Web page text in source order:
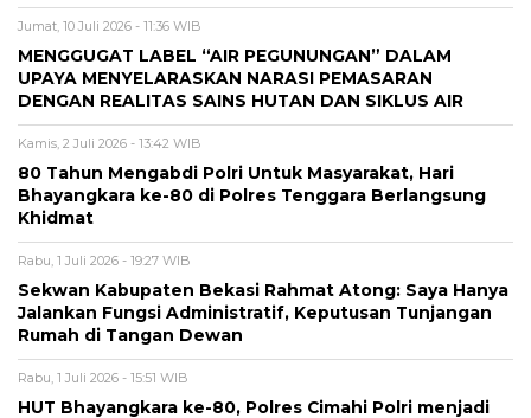
Jumat, 10 Juli 2026 - 11:36 WIB
MENGGUGAT LABEL “AIR PEGUNUNGAN” DALAM
UPAYA MENYELARASKAN NARASI PEMASARAN
DENGAN REALITAS SAINS HUTAN DAN SIKLUS AIR
Kamis, 2 Juli 2026 - 13:42 WIB
80 Tahun Mengabdi Polri Untuk Masyarakat, Hari
Bhayangkara ke-80 di Polres Tenggara Berlangsung
Khidmat
Rabu, 1 Juli 2026 - 19:27 WIB
Sekwan Kabupaten Bekasi Rahmat Atong: Saya Hanya
Jalankan Fungsi Administratif, Keputusan Tunjangan
Rumah di Tangan Dewan
Rabu, 1 Juli 2026 - 15:51 WIB
HUT Bhayangkara ke-80, Polres Cimahi Polri menjadi